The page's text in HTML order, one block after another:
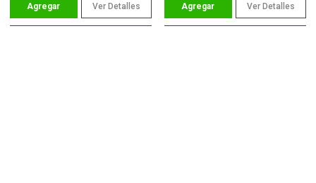
Ver Detalles Ver Detalles